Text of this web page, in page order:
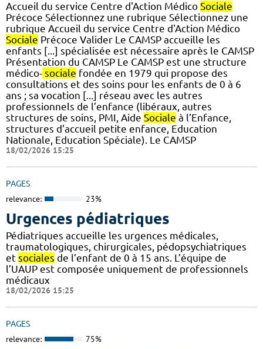
Accueil du service Centre d'Action Médico Sociale
Précoce Sélectionnez une rubrique Sélectionnez une
rubrique Accueil du service Centre d'Action Médico
Sociale Précoce Valider Le CAMSP accueille les
enfants [...] spécialisée est nécessaire après le CAMSP
Présentation du CAMSP Le CAMSP est une structure
médico- sociale fondée en 1979 qui propose des
consultations et des soins pour les enfants de 0 à 6
ans ; sa vocation [...] réseau avec les autres
professionnels de l’enfance (libéraux, autres
structures de soins, PMI, Aide Sociale à l’Enfance,
structures d’accueil petite enfance, Education
Nationale, Education Spéciale). Le CAMSP
18/02/2026 15:25
PAGES
relevance: 23%
Urgences pédiatriques
Pédiatriques accueille les urgences médicales,
traumatologiques, chirurgicales, pédopsychiatriques
et sociales de l’enfant de 0 à 15 ans. L’équipe de
l’UAUP est composée uniquement de professionnels
médicaux
18/02/2026 15:25
PAGES
relevance: 75%